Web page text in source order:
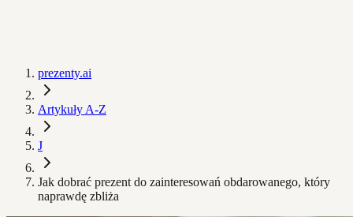
prezenty.ai
Artykuły A-Z
J
Jak dobrać prezent do zainteresowań obdarowanego, który
naprawdę zbliża